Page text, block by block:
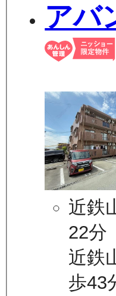
アバ
近鉄
22分
近鉄
歩43